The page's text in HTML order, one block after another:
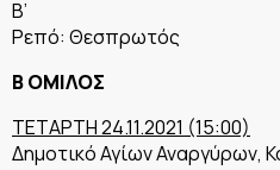
Β’
Ρεπό: Θεσπρωτός
Β ΟΜΙΛΟΣ
ΤΕΤΑΡΤΗ 24.11.2021 (15:00)
Δημοτικό Αγίων Αναργύρων,